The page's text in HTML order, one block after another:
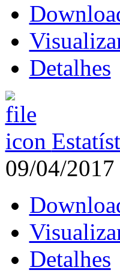
Detalhes
09/04/2017
Detalhes